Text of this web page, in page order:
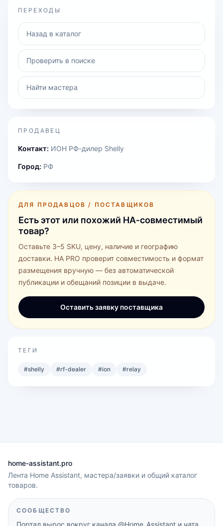
ПЕРЕХОДЫ
Назад в каталог
Проверить в поиске
Найти мастера
ПРОДАВЕЦ
Контакт: ИОН РФ-дилер Shelly
Город: РФ
ДЛЯ ПРОДАВЦОВ / ПОСТАВЩИКОВ
Есть этот или похожий HA‑совместимый
товар?
Оставьте 3–5 SKU, цену, наличие и географию
доставки. HA PRO проверит совместимость и формат
размещения вручную — без автоматической
публикации и обещаний позиции в выдаче.
Оставить заявку поставщика
ТЕГИ
#shelly #rf-dealer #ion #relay
home-assistant.pro
Лента Home Assistant, мастера/заявки и общий каталог
товаров.
СООБЩЕСТВО
Портал вырос вокруг канала @Home_Assistant и чата